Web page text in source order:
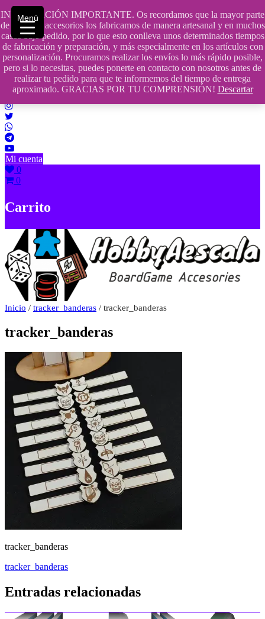
INFORMACIÓN IMPORTANTE. Os recordamos que la mayor parte
de nuestros accesorios los fabricamos de manera artesanal y en muchos
casos bajo pedido, por lo que esto conlleva unos determinados tiempos
de fabricación y preparación, y más especialmente en los artículos con
personalización. Procuramos realizar los envíos lo más rápido posible,
pero si lo necesitas, puedes ponerte en contacto con nosotros antes de
realizar tu pedido para que te informemos del tiempo de entrega
aproximado. GRACIAS POR TU COMPRENSIÓN! Descartar
Saltar
contenido
609241475 SOLO DE 10:00 a 14:00
info@hobbyaescala.com
San Fernando de Henares
10:00 - 14:00
Mi cuenta
0
0
Carrito
Inicio / tracker_banderas / tracker_banderas
tracker_banderas
tracker_banderas
Navegación
de
entradas
tracker_banderas
Entradas relacionadas
Menú